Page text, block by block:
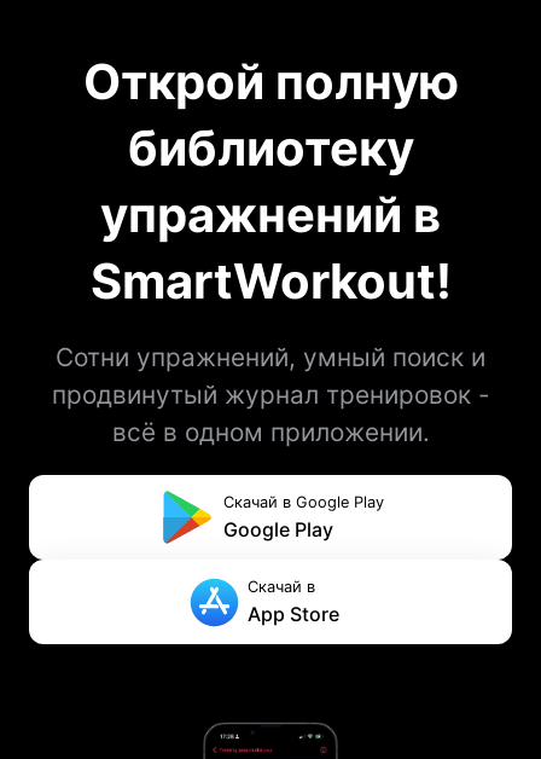
Открой полную
библиотеку
упражнений в
SmartWorkout!
Сотни упражнений, умный поиск и
продвинутый журнал тренировок -
всё в одном приложении.
Скачай в Google Play
Google Play
Скачай в
App Store